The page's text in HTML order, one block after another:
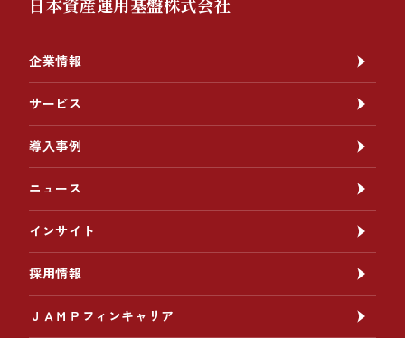
企業情報
サービス
導入事例
ニュース
インサイト
採用情報
ＪＡＭＰフィンキャリア